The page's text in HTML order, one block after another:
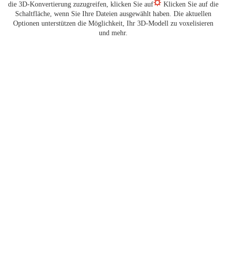
die 3D-Konvertierung zuzugreifen, klicken Sie auf
Klicken Sie auf die
Schaltfläche, wenn Sie Ihre Dateien ausgewählt haben. Die aktuellen
Optionen unterstützen die Möglichkeit, Ihr 3D-Modell zu voxelisieren
und mehr.